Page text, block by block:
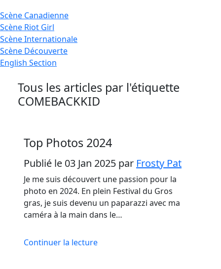
Scène Canadienne
Scène Riot Girl
ScèneInternationale
Scène Découverte
English Section
Tous les articles par l'étiquette
COMEBACKKID
Top Photos 2024
Publié le 03 Jan 2025 par Frosty Pat
Je me suis découvert une passion pour la
photo en 2024. En plein Festival du Gros
gras, je suis devenu un paparazzi avec ma
caméra à la main dans le…
Continuer la lecture